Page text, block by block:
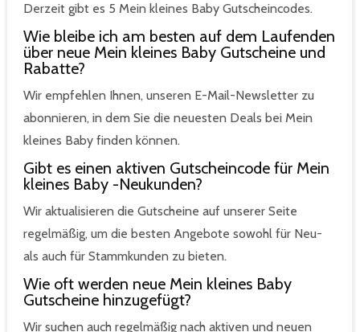
Derzeit gibt es 5 Mein kleines Baby Gutscheincodes.
Wie bleibe ich am besten auf dem Laufenden
über neue Mein kleines Baby Gutscheine und
Rabatte?
Wir empfehlen Ihnen, unseren E-Mail-Newsletter zu
abonnieren, in dem Sie die neuesten Deals bei Mein
kleines Baby finden können.
Gibt es einen aktiven Gutscheincode für Mein
kleines Baby -Neukunden?
Wir aktualisieren die Gutscheine auf unserer Seite
regelmäßig, um die besten Angebote sowohl für Neu-
als auch für Stammkunden zu bieten.
Wie oft werden neue Mein kleines Baby
Gutscheine hinzugefügt?
Wir suchen auch regelmäßig nach aktiven und neuen